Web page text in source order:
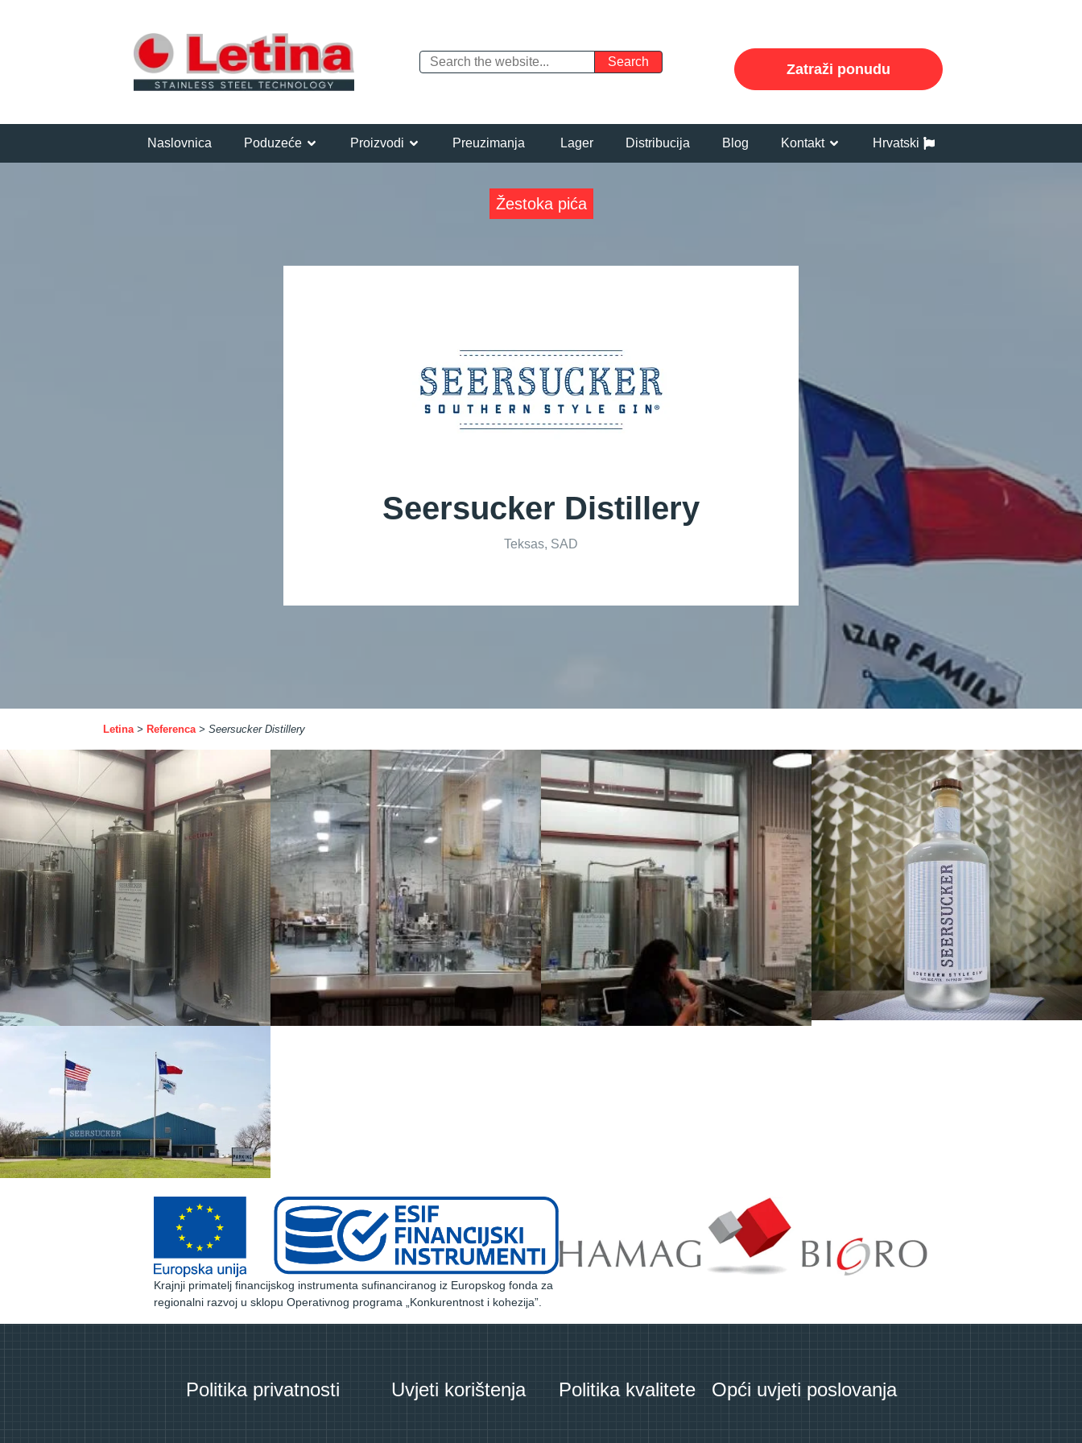
Zatraži ponudu
Naslovnica Poduzeće Proizvodi Preuzimanja Lager Distribucija Blog Kontakt Hrvatski
Žestoka pića
Seersucker Distillery
Teksas, SAD
Letina> Referenca> Seersucker Distillery
Krajnji primatelj financijskog instrumenta sufinanciranog iz Europskog fonda za
regionalni razvoj u sklopu Operativnog programa „Konkurentnost i kohezija”.
Politika privatnosti Uvjeti korištenja Politika kvalitete Opći uvjeti poslovanja